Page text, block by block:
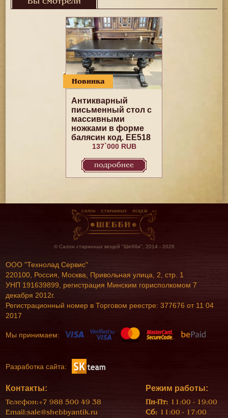
Новинка
Антикварный
письменный стол с
массивными
ножками в форме
балясин код. EE518
137`000 RUB
подробнее
© Салон старинных вещей "Шебби", 2014 - 2026
ООО "Технолад Сервис"
220100, Россия, Москва, Привольная улица, 2, стр. 1
УНП 191639899, регистрация Минским горисполкомом 7
декабря 2012г.
Регистрационный номер в Торговом реестре: 377676 от 11 04
2017
Мы принимаем:
Разработка сайта:
Контакты:
Телефон:+7 988 500 49 38
Email:sale@shebbyantik.ru
Режим работы:
Пн-Пт: 11:00 - 19:00
Сб: 11:00 - 17:00